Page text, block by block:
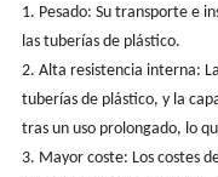
1. Pesado: Su transporte e
las tuberías de plástico.
2. Alta resistencia interna:
tuberías de plástico, y la
tras un uso prolongado, lo
3. Mayor coste: Los costes